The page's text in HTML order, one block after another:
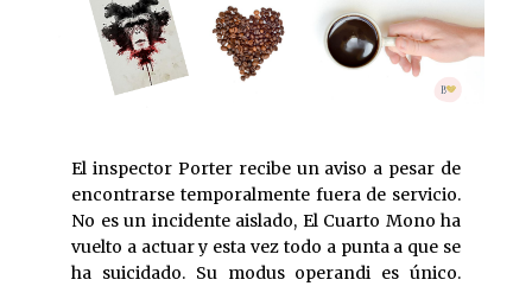
El inspector Porter recibe un aviso a pesar de
encontrarse temporalmente fuera de servicio.
No es un incidente aislado, El Cuarto Mono ha
vuelto a actuar y esta vez todo a punta a que se
ha suicidado. Su modus operandi es único.